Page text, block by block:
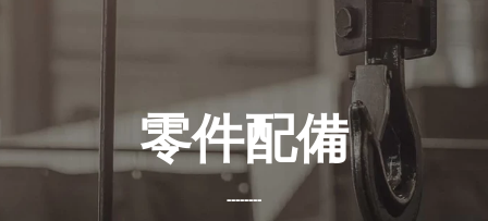
零件配備
--------